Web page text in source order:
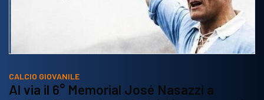
CALCIO GIOVANILE
Al via il 6° Memorial José Nasazzi a